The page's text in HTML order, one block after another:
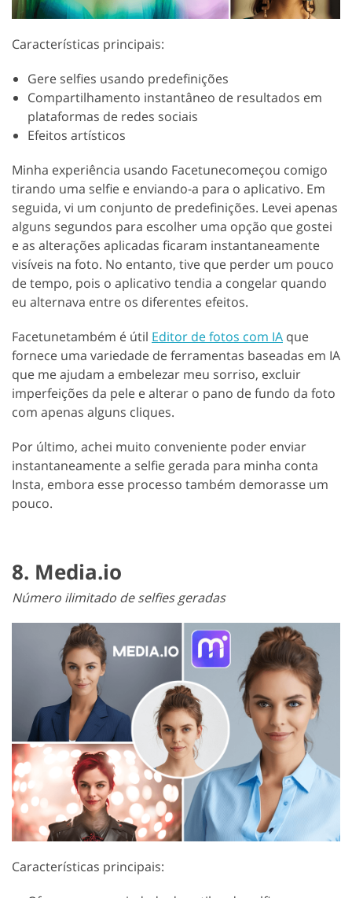
Características principais:
Gere selfies usando predefinições
Compartilhamento instantâneo de resultados em
plataformas de redes sociais
Efeitos artísticos
Minha experiência usando Facetunecomeçou comigo
tirando uma selfie e enviando-a para o aplicativo. Em
seguida, vi um conjunto de predefinições. Levei apenas
alguns segundos para escolher uma opção que gostei
e as alterações aplicadas ficaram instantaneamente
visíveis na foto. No entanto, tive que perder um pouco
de tempo, pois o aplicativo tendia a congelar quando
eu alternava entre os diferentes efeitos.
Facetunetambém é útil Editor de fotos com IA que
fornece uma variedade de ferramentas baseadas em IA
que me ajudam a embelezar meu sorriso, excluir
imperfeições da pele e alterar o pano de fundo da foto
com apenas alguns cliques.
Por último, achei muito conveniente poder enviar
instantaneamente a selfie gerada para minha conta
Insta, embora esse processo também demorasse um
pouco.
8. Media.io
Número ilimitado de selfies geradas
Características principais: